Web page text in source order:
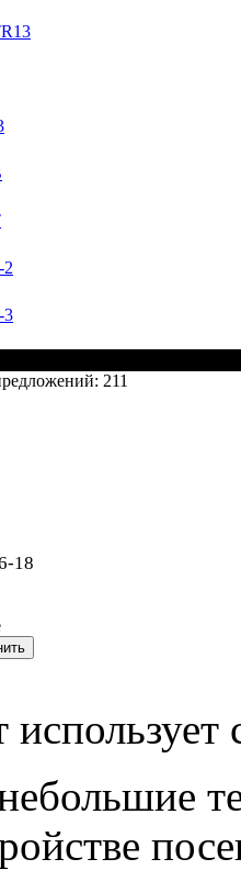
2
3
211
18
использует